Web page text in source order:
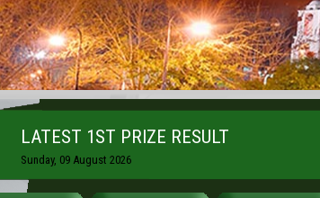
LATEST 1ST PRIZE RESULT
Sunday, 09 August 2026